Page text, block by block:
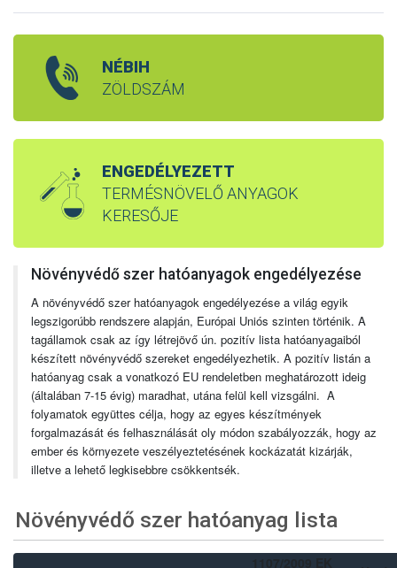
NÉBIH
ZÖLDSZÁM
ENGEDÉLYEZETT
TERMÉSNÖVELŐ ANYAGOK
KERESŐJE
Növényvédő szer hatóanyagok engedélyezése
A növényvédő szer hatóanyagok engedélyezése a világ egyik
legszigorúbb rendszere alapján, Európai Uniós szinten történik. A
tagállamok csak az így létrejövő ún. pozitív lista hatóanyagaiból
készített növényvédő szereket engedélyezhetik. A pozitív listán a
hatóanyag csak a vonatkozó EU rendeletben meghatározott ideig
(általában 7-15 évig) maradhat, utána felül kell vizsgálni. A
folyamatok együttes célja, hogy az egyes készítmények
forgalmazását és felhasználását oly módon szabályozzák, hogy az
ember és környezete veszélyeztetésének kockázatát kizárják,
illetve a lehető legkisebbre csökkentsék.
Növényvédő szer hatóanyag lista